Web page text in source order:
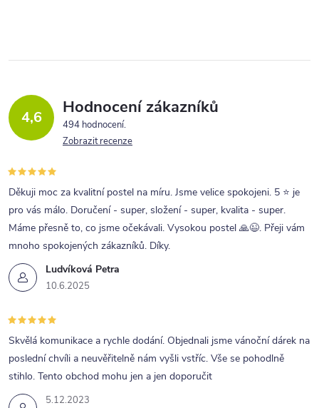
á
a
c
p
r
v
k
y
v
p
i
s
u
4,6 Hodnocení zákazníků
494 hodnocení
Zobrazit recenze
Ludvíková Petra
10.6.2025
Děkuji moc za kvalitní postel na míru. Jsme velice spokojeni. 5 ⭐ je
pro vás málo. Doručení - super, složení - super, kvalita - super.
Máme přesně to, co jsme očekávali. Vysokou postel 🙏😉. Přeji vám
mnoho spokojených zákazníků. Díky.
5.12.2023
Skvělá komunikace a rychle dodání. Objednali jsme vánoční dárek na
poslední chvíli a neuvěřitelně nám vyšli vstříc. Vše se pohodlně
stihlo. Tento obchod mohu jen a jen doporučit